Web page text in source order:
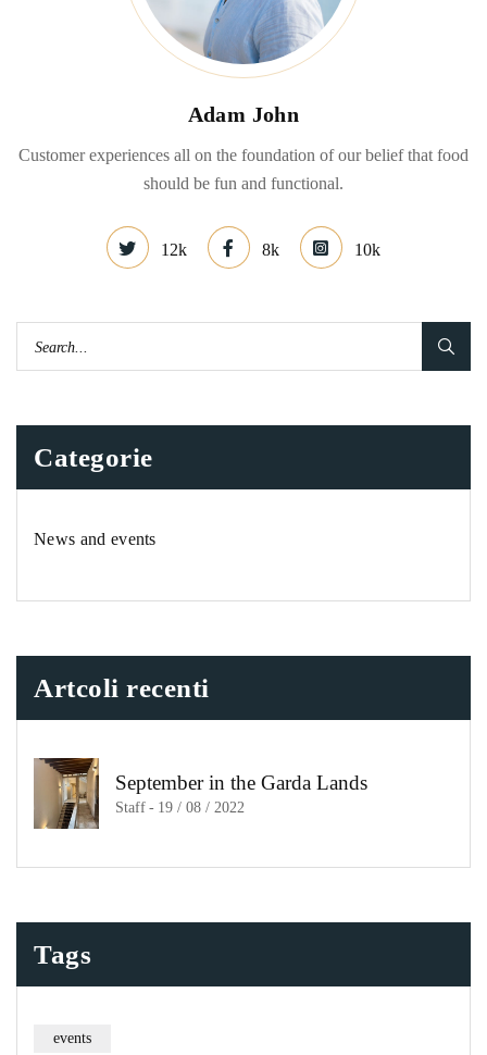
Adam John
Customer experiences all on the foundation of our belief that food
should be fun and functional.
12k 8k 10k
Categorie
News and events
Artcoli recenti
September in the Garda Lands
Staff - 19 / 08 / 2022
Tags
events